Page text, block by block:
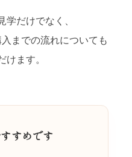
だけでなく、
までの流れについても
けます。
すめです